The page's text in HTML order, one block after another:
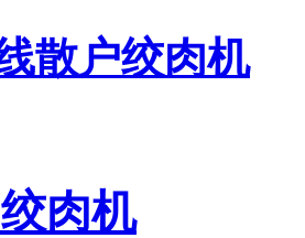
散户绞肉机
肉机